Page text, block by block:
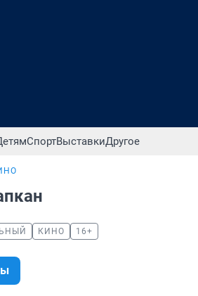
СпортВыставкиДругое
КИНО 16+